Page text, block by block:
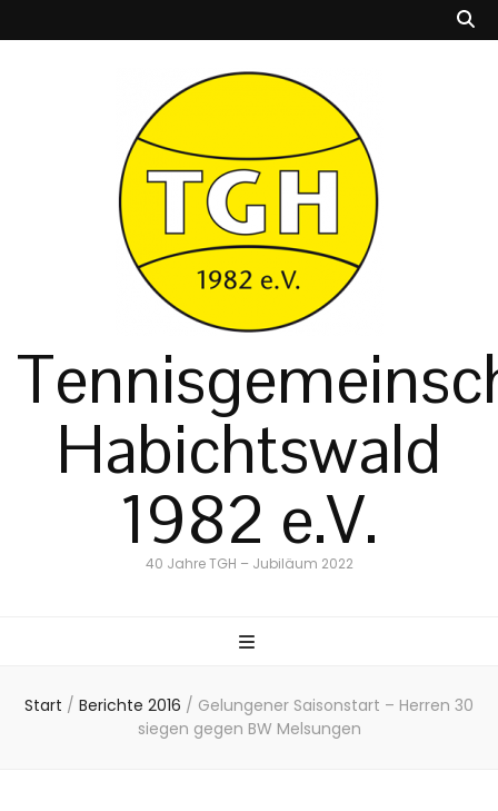
Habichtswald
1982 e.V.
40 Jahre TGH – Jubiläum 2022
Start / Berichte 2016 / Gelungener Saisonstart – Herren 30
siegen gegen BW Melsungen